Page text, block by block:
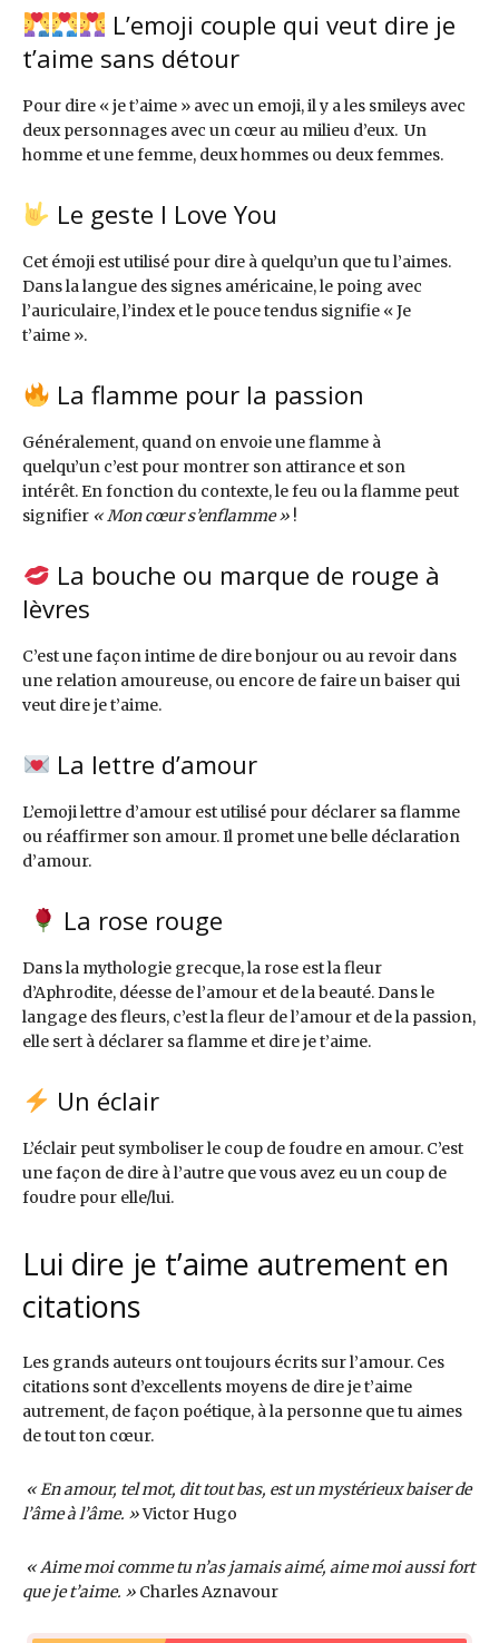
L’emoji couple qui veut dire je
t’aime sans détour
Pour dire « je t’aime » avec un emoji, il y a les smileys avec
deux personnages avec un cœur au milieu d’eux. Un
homme et une femme, deux hommes ou deux femmes.
Le geste I Love You
Cet émoji est utilisé pour dire à quelqu’un que tu l’aimes.
Dans la langue des signes américaine, le poing avec
l’auriculaire, l’index et le pouce tendus signifie « Je
t’aime ».
La flamme pour la passion
Généralement, quand on envoie une flamme à
quelqu’un c’est pour montrer son attirance et son
intérêt. En fonction du contexte, le feu ou la flamme peut
signifier « Mon cœur s’enflamme » !
La bouche ou marque de rouge à
lèvres
C’est une façon intime de dire bonjour ou au revoir dans
une relation amoureuse, ou encore de faire un baiser qui
veut dire je t’aime.
La lettre d’amour
L’emoji lettre d’amour est utilisé pour déclarer sa flamme
ou réaffirmer son amour. Il promet une belle déclaration
d’amour.
La rose rouge
Dans la mythologie grecque, la rose est la fleur
d’Aphrodite, déesse de l’amour et de la beauté. Dans le
langage des fleurs, c’est la fleur de l’amour et de la passion,
elle sert à déclarer sa flamme et dire je t’aime.
Un éclair
L’éclair peut symboliser le coup de foudre en amour. C’est
une façon de dire à l’autre que vous avez eu un coup de
foudre pour elle/lui.
Lui dire je t’aime autrement en
citations
Les grands auteurs ont toujours écrits sur l’amour. Ces
citations sont d’excellents moyens de dire je t’aime
autrement, de façon poétique, à la personne que tu aimes
de tout ton cœur.
« En amour, tel mot, dit tout bas, est un mystérieux baiser de
l’âme à l’âme. »Victor Hugo
« Aime moi comme tu n’as jamais aimé, aime moi aussi fort
que je t’aime. » Charles Aznavour